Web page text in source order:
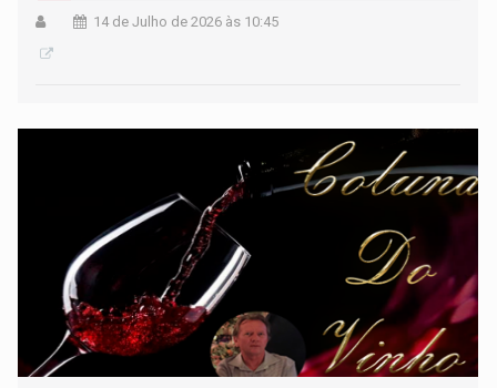
14 de Julho de 2026 às 10:45